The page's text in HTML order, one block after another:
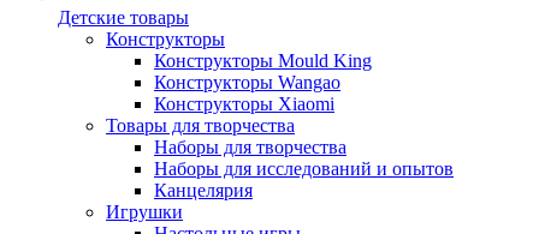
Детские товары
Конструкторы
Конструкторы Mould King
Конструкторы Wangao
Конструкторы Xiaomi
Товары для творчества
Наборы для творчества
Наборы для исследований и опытов
Канцелярия
Игрушки